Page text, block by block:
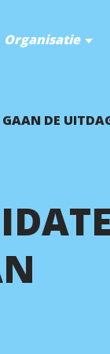
Organisatie
DE